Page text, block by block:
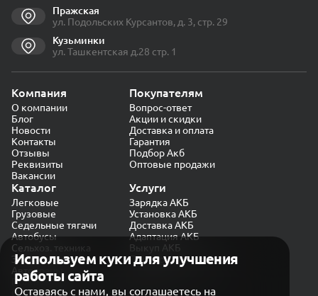
Используем куки для улучшения
работы сайта
Оставаясь с нами, вы соглашаетесь на
Пражская
ул. Подольских Курсантов, д. 3, стр. 29
Кузьминки
ул. Ташкентская д.28 стр. 1
Компания
О компании
Блог
Новости
Контакты
Отзывы
Реквизиты
Вакансии
Покупателям
Вопрос-ответ
Акции и скидки
Доставка и оплата
Гарантия
Подбор Акб
Оптовые продажи
Каталог
Легковые
Грузовые
Седельные тягачи
Автобусы
Сельхоз. техника
Экскаваторы
Автокраны
Услуги
Зарядка АКБ
Установка АКБ
Доставка АКБ
Адаптация АКБ
Выкуп АКБ
Проверка генератора
Политика конфиденциальности
Обработка персональных данных